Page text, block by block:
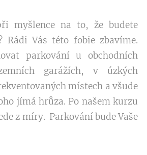
myšlence na to, že budete
Rádi Vás této fobie zbavíme.
parkování u obchodních
garážích, v úzkých
místech a všude
jímá hrůza. Po našem kurzu
z míry. Parkování bude Vaše